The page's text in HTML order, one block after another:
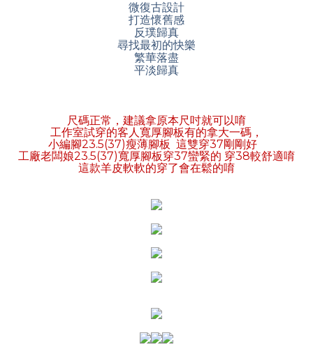
微復古設計
打造懷舊感
反璞歸真
尋找最初的快樂
繁華落盡
平淡歸真
尺碼正常，建議拿原本尺吋就可以唷
工作室試穿的客人寬厚腳板有的拿大一碼，
小編腳23.5(37)瘦薄腳板 這雙穿37剛剛好
工廠老闆娘23.5(37)寬厚腳板穿37蠻緊的 穿38較舒適唷
這款羊皮軟軟的穿了會在鬆的唷